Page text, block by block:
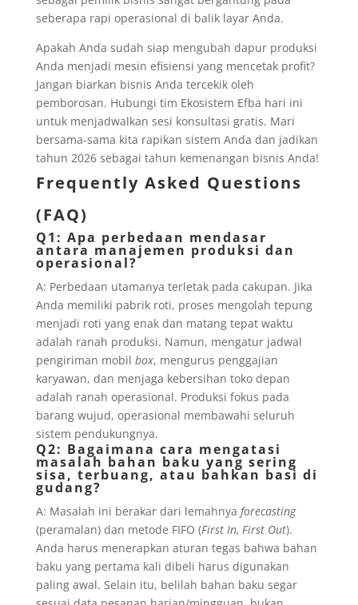
seberapa rapi operasional di balik layar Anda.
Apakah Anda sudah siap mengubah dapur produksi
Anda menjadi mesin efisiensi yang mencetak profit?
Jangan biarkan bisnis Anda tercekik oleh
pemborosan. Hubungi tim Ekosistem Efba hari ini
untuk menjadwalkan sesi konsultasi gratis. Mari
bersama-sama kita rapikan sistem Anda dan jadikan
tahun 2026 sebagai tahun kemenangan bisnis Anda!
Frequently Asked Questions
(FAQ)
Q1: Apa perbedaan mendasar
antara manajemen produksi dan
operasional?
A: Perbedaan utamanya terletak pada cakupan. Jika
Anda memiliki pabrik roti, proses mengolah tepung
menjadi roti yang enak dan matang tepat waktu
adalah ranah produksi. Namun, mengatur jadwal
pengiriman mobil box, mengurus penggajian
karyawan, dan menjaga kebersihan toko depan
adalah ranah operasional. Produksi fokus pada
barang wujud, operasional membawahi seluruh
sistem pendukungnya.
Q2: Bagaimana cara mengatasi
masalah bahan baku yang sering
sisa, terbuang, atau bahkan basi di
gudang?
A: Masalah ini berakar dari lemahnya forecasting
(peramalan) dan metode FIFO (First In, First Out).
Anda harus menerapkan aturan tegas bahwa bahan
baku yang pertama kali dibeli harus digunakan
paling awal. Selain itu, belilah bahan baku segar